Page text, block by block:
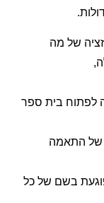
של מה
לפתוח בית ספר
של התאמה
בשם של כל